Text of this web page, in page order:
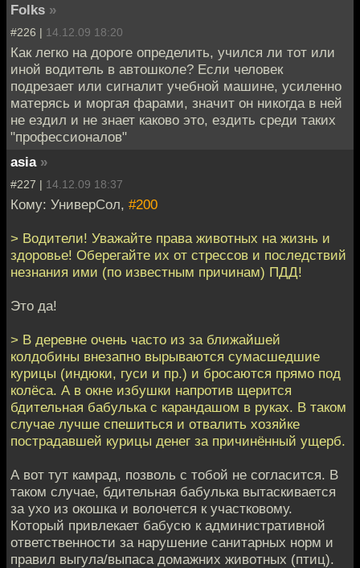
Folks »
#226 | 14.12.09 18:20
Как легко на дороге определить, учился ли тот или
иной водитель в автошколе? Если человек
подрезает или сигналит учебной машине, усиленно
матерясь и моргая фарами, значит он никогда в ней
не ездил и не знает каково это, ездить среди таких
"профессионалов"
asia »
#227 | 14.12.09 18:37
Кому: УниверСол, #200
> Водители! Уважайте права животных на жизнь и
здоровье! Оберегайте их от стрессов и последствий
незнания ими (по известным причинам) ПДД!
Это да!
> В деревне очень часто из за ближайшей
колдобины внезапно вырываются сумасшедшие
курицы (индюки, гуси и пр.) и бросаются прямо под
колёса. А в окне избушки напротив щерится
бдительная бабулька с карандашом в руках. В таком
случае лучше спешиться и отвалить хозяйке
пострадавшей курицы денег за причинённый ущерб.
А вот тут камрад, позволь с тобой не согласится. В
таком случае, бдительная бабулька вытаскивается
за ухо из окошка и волочется к участковому.
Который привлекает бабусю к административной
ответственности за нарушение санитарных норм и
правил выгула/выпаса домажних животных (птиц).